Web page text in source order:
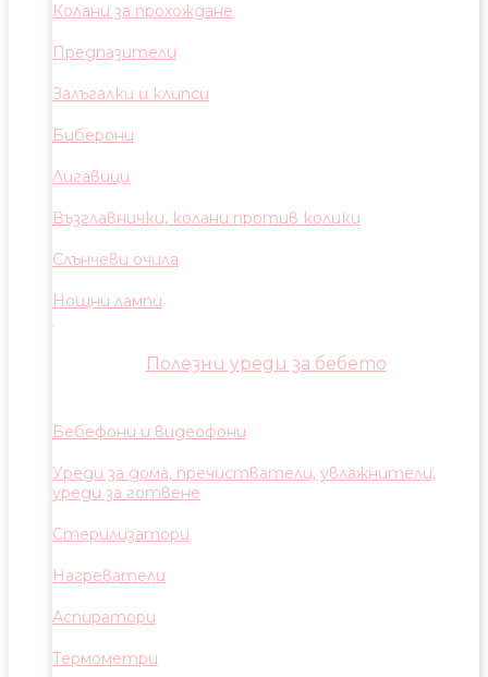
Колани за прохождане
Предпазители
Залъгалки и клипси
Биберони
Лигавици
Възглавнички, колани против колики
Слънчеви очила
Нощни лампи
Полезни уреди за бебето
Бебефони и видеофони
Уреди за дома, пречистватели, увлажнители,
уреди за готвене
Стерилизатори
Нагреватели
Аспиратори
Термометри